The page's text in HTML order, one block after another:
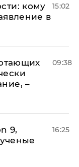
кому
в
15:02
–
09:38
9,
16:25